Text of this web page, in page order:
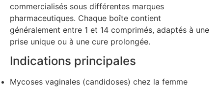
commercialisés sous différentes marques
pharmaceutiques. Chaque boîte contient
généralement entre 1 et 14 comprimés, adaptés à une
prise unique ou à une cure prolongée.
Indications principales
Mycoses vaginales (candidoses) chez la femme